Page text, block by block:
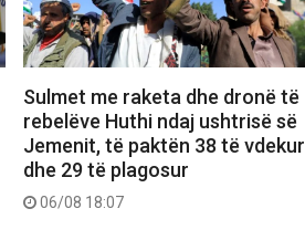
Sulmet me raketa dhe dronë të
rebelëve Huthi ndaj ushtrisë së
Jemenit, të paktën 38 të vdekur
dhe 29 të plagosur
06/08 18:07